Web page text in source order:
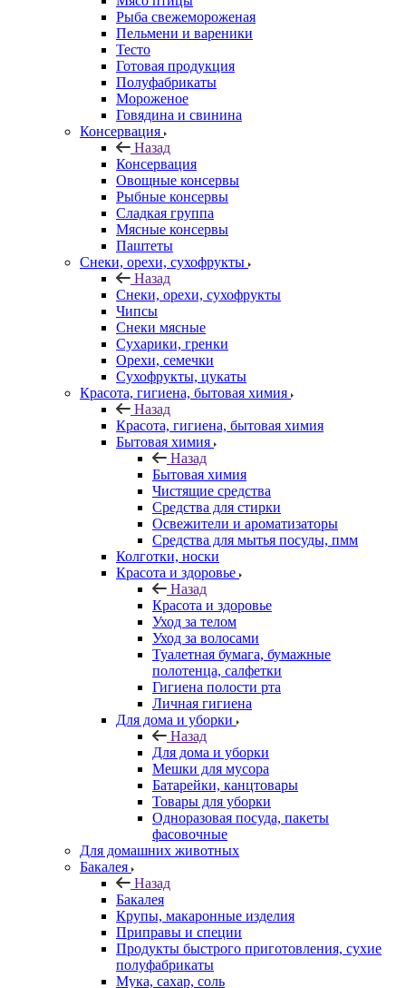
Рыба свежемороженая
Пельмени и вареники
Тесто
Готовая продукция
Полуфабрикаты
Мороженое
Говядина и свинина
Консервация
Назад
Консервация
Овощные консервы
Рыбные консервы
Сладкая группа
Мясные консервы
Паштеты
Снеки, орехи, сухофрукты
Назад
Снеки, орехи, сухофрукты
Чипсы
Снеки мясные
Сухарики, гренки
Орехи, семечки
Сухофрукты, цукаты
Красота, гигиена, бытовая химия
Назад
Красота, гигиена, бытовая химия
Бытовая химия
Назад
Бытовая химия
Чистящие средства
Средства для стирки
Освежители и ароматизаторы
Средства для мытья посуды, пмм
Колготки, носки
Красота и здоровье
Назад
Красота и здоровье
Уход за телом
Уход за волосами
Туалетная бумага, бумажные
полотенца, салфетки
Гигиена полости рта
Личная гигиена
Для дома и уборки
Назад
Для дома и уборки
Мешки для мусора
Батарейки, канцтовары
Товары для уборки
Одноразовая посуда, пакеты
фасовочные
Для домашних животных
Бакалея
Назад
Бакалея
Крупы, макаронные изделия
Приправы и специи
Продукты быстрого приготовления, сухие
полуфабрикаты
Мука, сахар, соль